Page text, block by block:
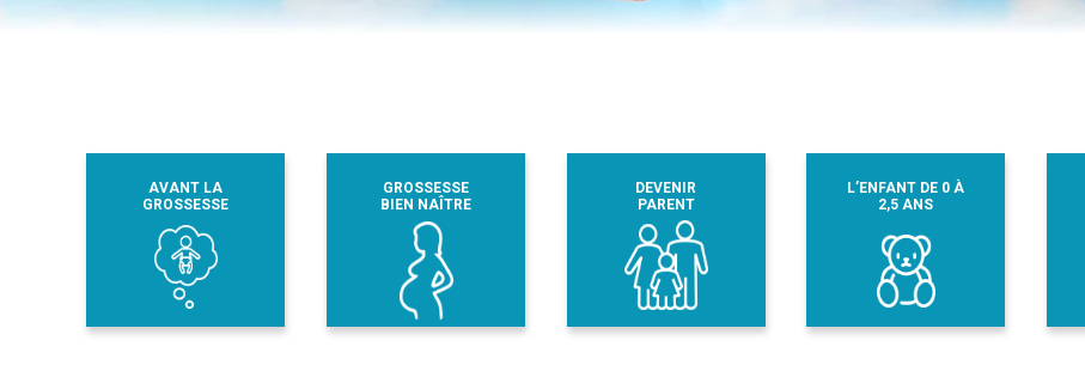
AVANT LA
GROSSESSE
GROSSESSE
BIEN NAÎTRE
DEVENIR
PARENT
L’ENFANT DE 0 À
2,5 ANS